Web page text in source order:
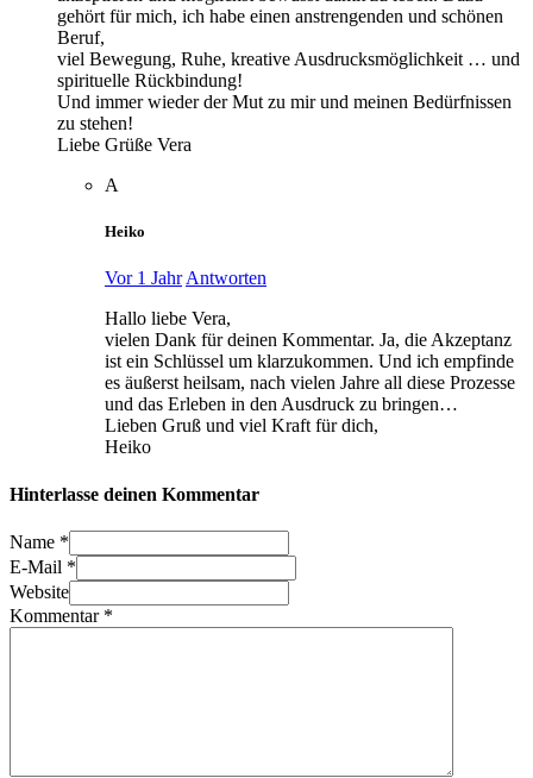
gehört für mich, ich habe einen anstrengenden und schönen
Beruf,
viel Bewegung, Ruhe, kreative Ausdrucksmöglichkeit … und
spirituelle Rückbindung!
Und immer wieder der Mut zu mir und meinen Bedürfnissen
zu stehen!
Liebe Grüße Vera
A
Heiko
Vor 1 Jahr Antworten
Hallo liebe Vera,
vielen Dank für deinen Kommentar. Ja, die Akzeptanz
ist ein Schlüssel um klarzukommen. Und ich empfinde
es äußerst heilsam, nach vielen Jahre all diese Prozesse
und das Erleben in den Ausdruck zu bringen…
Lieben Gruß und viel Kraft für dich,
Heiko
Hinterlasse deinen Kommentar
Name *
E-Mail *
Website
Kommentar *